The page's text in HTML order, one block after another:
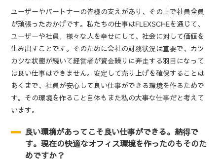
ユーザーやパートナーの皆様の支えがあり、その上で社員全員
が頑張ったおかげです。私たちの仕事はFLEXSCHEを通じて、
ユーザーや社員、様々な人を幸せにして、社会に対して価値を
生み出すことです。そのために会社の財務状況は重要で、カツ
カツな状態が続いて経営者が資金繰りに奔走する羽目になって
は良い仕事はできません。安定して売り上げを確保することは
あくまで、社員が安心して良い仕事ができる環境を作るためで
す。その環境を作ること自体もまた私の大事な仕事だと考えて
います。
良い環境があってこそ良い仕事ができる。納得で
す。現在の快適なオフィス環境を作ったのもそのた
めですか？